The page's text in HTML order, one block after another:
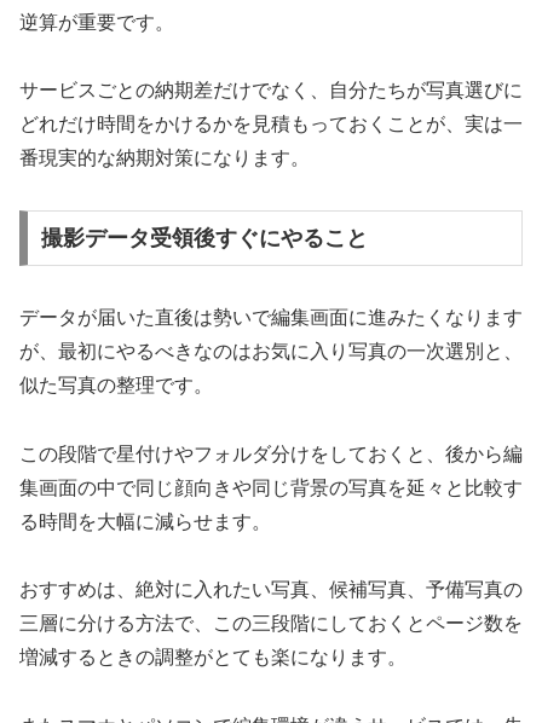
逆算が重要です。
サービスごとの納期差だけでなく、自分たちが写真選びに
どれだけ時間をかけるかを見積もっておくことが、実は一
番現実的な納期対策になります。
撮影データ受領後すぐにやること
データが届いた直後は勢いで編集画面に進みたくなります
が、最初にやるべきなのはお気に入り写真の一次選別と、
似た写真の整理です。
この段階で星付けやフォルダ分けをしておくと、後から編
集画面の中で同じ顔向きや同じ背景の写真を延々と比較す
る時間を大幅に減らせます。
おすすめは、絶対に入れたい写真、候補写真、予備写真の
三層に分ける方法で、この三段階にしておくとページ数を
増減するときの調整がとても楽になります。